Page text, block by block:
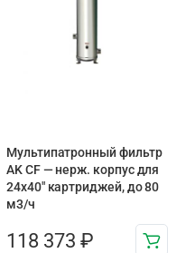
Мультипатронный фильтр
AK CF — нерж. корпус для
24х40″ картриджей, до 80
м3/ч
118 373 ₽